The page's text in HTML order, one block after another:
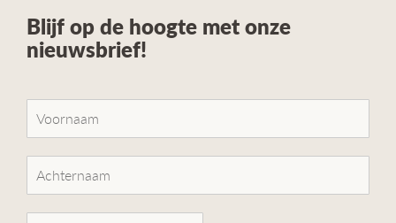
Blijf op de hoogte met onze
nieuwsbrief!